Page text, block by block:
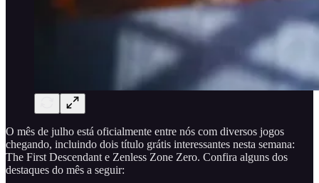
O mês de julho está oficialmente entre nós com diversos jogos
chegando, incluindo dois título grátis interessantes nesta semana:
The First Descendant e Zenless Zone Zero. Confira alguns dos
destaques do mês a seguir: